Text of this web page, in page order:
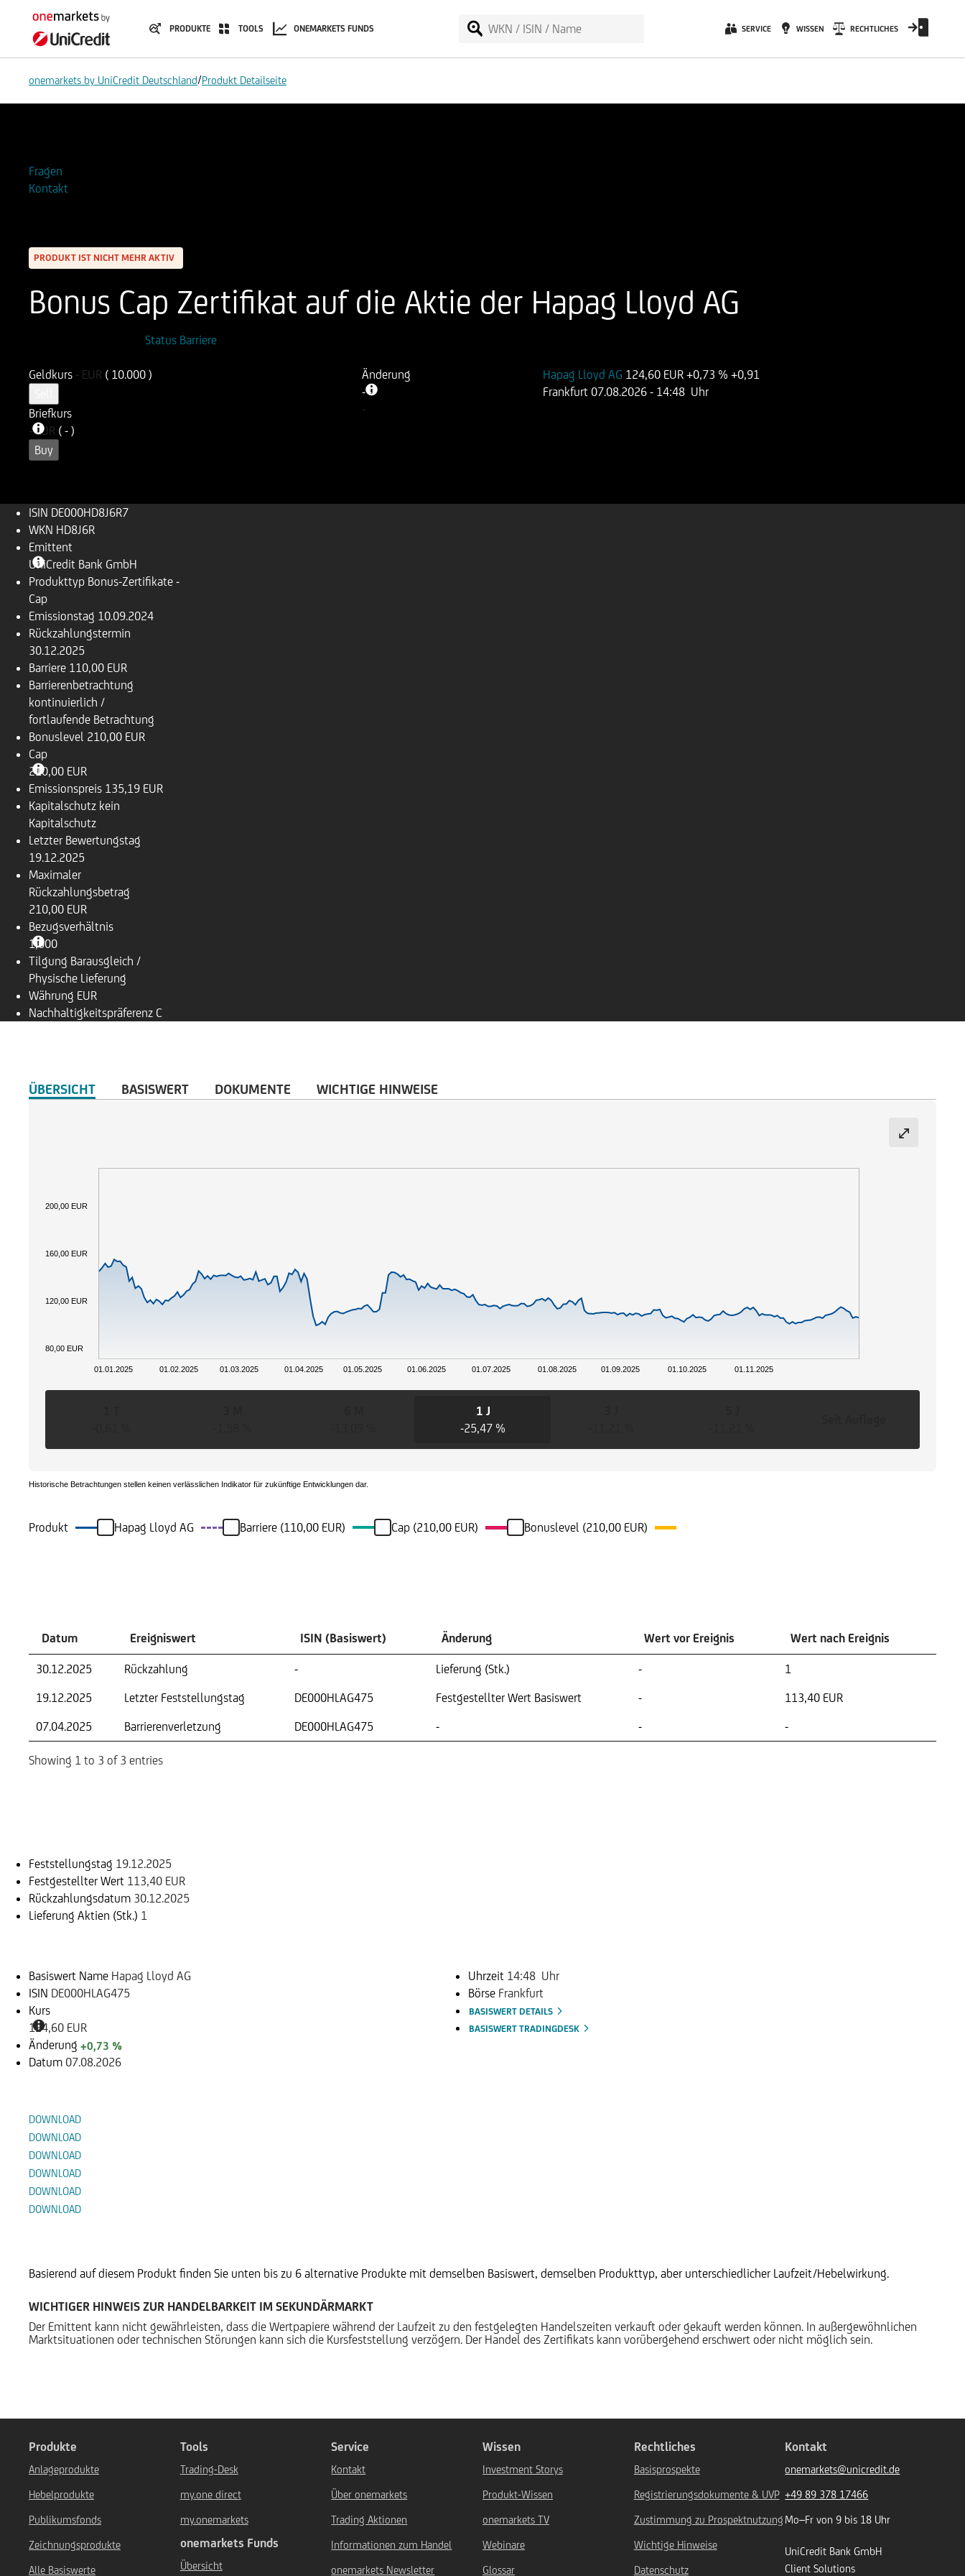
PRODUKTE TOOLS ONEMARKETS FUNDS SERVICE WISSEN RECHTLICHES
onemarkets by UniCredit Deutschland/Produkt Detailseite
Fragen
Kontakt
PRODUKT IST NICHT MEHR AKTIV
Bonus Cap Zertifikat auf die Aktie der Hapag Lloyd AG
Status Barriere
Geldkurs - EUR ( 10.000 )
Briefkurs
-EUR ( - )
Buy
Änderung
--
-
Hapag Lloyd AG 124,60 EUR +0,73 %+0,91
Frankfurt 07.08.2026 - 14:48 Uhr
ISIN DE000HD8J6R7
WKN HD8J6R
Emittent
UniCredit Bank GmbH
Produkttyp Bonus-Zertifikate -
Cap
Emissionstag 10.09.2024
Rückzahlungs­termin
30.12.2025
Barriere 110,00 EUR
Barrierenbetrachtung
kontinuierlich /
fortlaufende Betrachtung
Bonuslevel 210,00 EUR
Cap
210,00 EUR
Emissionspreis 135,19 EUR
Kapitalschutz kein
Kapitalschutz
Letzter Bewertungstag
19.12.2025
Maximaler
Rückzahlungsbetrag
210,00 EUR
Bezugsverhältnis
1,000
Tilgung Barausgleich /
Physische Lieferung
Währung EUR
Nachhaltigkeitspräferenz C
ÜBERSICHT BASISWERT DOKUMENTE WICHTIGE HINWEISE
01.01.2025 01.02.2025 01.03.2025 01.04.2025 01.05.2025 01.06.2025 01.07.2025 01.08.2025 01.09.2025 01.10.2025 01.11.2025
80,00 EUR
120,00 EUR
160,00 EUR
200,00 EUR
1 J
-25,47 %
Historische Betrachtungen stellen keinen verlässlichen Indikator für zukünftige Entwicklungen dar.
Produkt Hapag Lloyd AG Barriere (110,00 EUR) Cap (210,00 EUR) Bonuslevel (210,00 EUR)
Datum Ereigniswert ISIN (Basiswert) Änderung Wert vor Ereignis Wert nach Ereignis
30.12.2025 Rückzahlung - Lieferung (Stk.) -
1
19.12.2025
Letzter Feststellungstag DE000HLAG475 Festgestellter Wert Basiswert -
113,40 EUR
07.04.2025
Barrierenverletzung DE000HLAG475 - - -
Showing 1 to 3 of 3 entries
Feststellungstag 19.12.2025
Festgestellter Wert 113,40 EUR
Rückzahlungsdatum 30.12.2025
Lieferung Aktien (Stk.) 1
Basiswert Name Hapag Lloyd AG
ISIN DE000HLAG475
Kurs
124,60 EUR
Änderung +0,73 %
Datum 07.08.2026
Uhrzeit 14:48 Uhr
Börse Frankfurt
BASISWERT DETAILS
BASISWERT TRADINGDESK
DOWNLOAD
DOWNLOAD
DOWNLOAD
DOWNLOAD
DOWNLOAD
DOWNLOAD
Basierend auf diesem Produkt finden Sie unten bis zu 6 alternative Produkte mit demselben Basiswert, demselben Produkttyp, aber unterschiedlicher Laufzeit/Hebelwirkung.
WICHTIGER HINWEIS ZUR HANDELBARKEIT IM SEKUNDÄRMARKT
Der Emittent kann nicht gewährleisten, dass die Wertpapiere während der Laufzeit zu den festgelegten Handelszeiten verkauft oder gekauft werden können. In außergewöhnlichen
Marktsituationen oder technischen Störungen kann sich die Kursfeststellung verzögern. Der Handel des Zertifikats kann vorübergehend erschwert oder nicht möglich sein.
Produkte
Anlageprodukte
Hebelprodukte
Publikumsfonds
Zeichnungsprodukte
Alle Basiswerte
Tools
Trading-Desk
my.one direct
my.onemarkets
onemarkets Funds
Übersicht
Service
Kontakt
Über onemarkets
Trading Aktionen
Informationen zum Handel
onemarkets Newsletter
Wissen
Investment Storys
Produkt-Wissen
onemarkets TV
Webinare
Glossar
Rechtliches
Basisprospekte
Registrierungsdokumente & UVP
Zustimmung zu Prospektnutzung
Wichtige Hinweise
Datenschutz
Kontakt
onemarkets@unicredit.de
+49 89 378 17466
Mo–Fr von 9 bis 18 Uhr
UniCredit Bank GmbH
Client Solutions